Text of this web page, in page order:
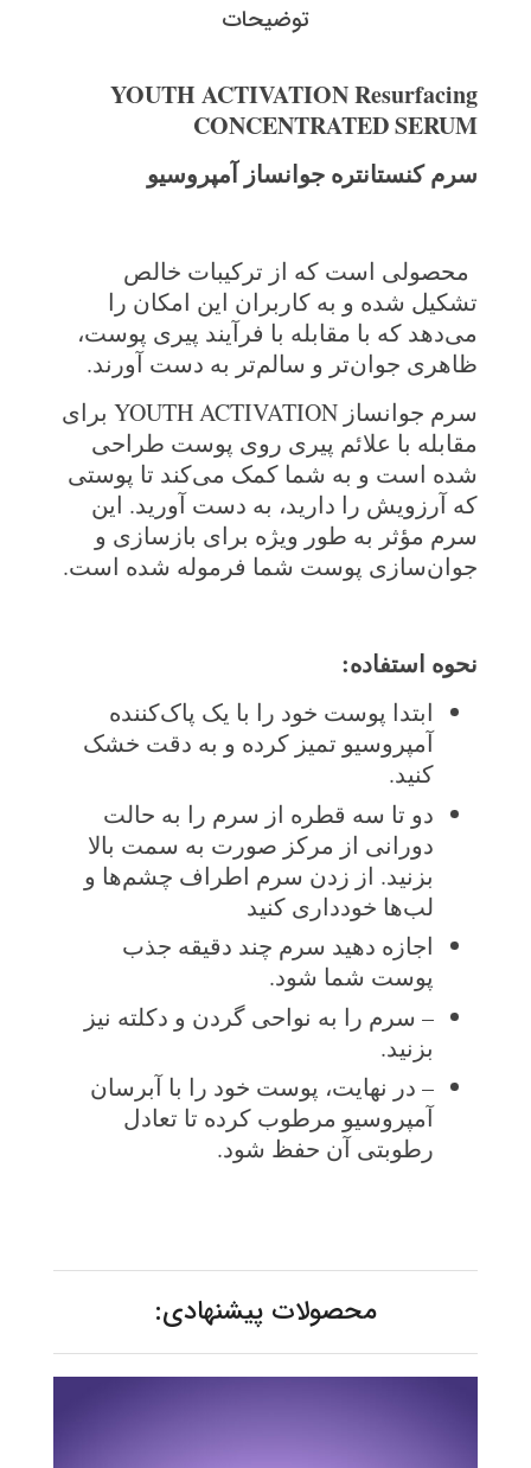
توضیحات
YOUTH ACTIVATION Resurfacing
CONCENTRATED SERUM
سرمکنستانتره جوانساز آمپروسیو
محصولی است که از ترکیبات خالص
تشکیل شده و به کاربران این امکان را
می‌دهد که با مقابله با فرآیند پیری پوست،
ظاهری جوان‌تر و سالم‌تر به دست آورند.
سرم جوانساز YOUTH ACTIVATION برای
مقابله با علائم پیری روی پوست طراحی
شده است و به شما کمک می‌کند تا پوستی
که آرزویش را دارید، به دست آورید. این
سرم مؤثر به طور ویژه برای بازسازی و
جوان‌سازی پوست شما فرموله شده است.
نحوه استفاده:
ابتدا پوست خود را با یک پاک‌کننده
آمپروسیو تمیز کرده و به دقت خشک
کنید.
دو تا سه قطره از سرم را به حالت
دورانی از مرکز صورت به سمت بالا
بزنید. از زدن سرم اطراف چشم‌ها و
لب‌ها خودداری کنید
اجازه دهید سرم چند دقیقه جذب
پوست شما شود.
– سرم را به نواحی گردن و دکلته نیز
بزنید.
– در نهایت، پوست خود را با آبرسان
آمپروسیو مرطوب کرده تا تعادل
رطوبتی آن حفظ شود.
محصولات پیشنهادی: